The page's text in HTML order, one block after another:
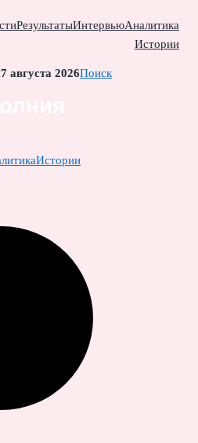
РезультатыИнтервьюАналитика
Истории
7 августа 2026Поиск
Истории